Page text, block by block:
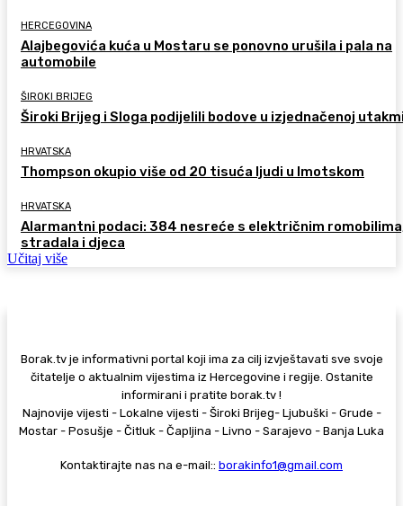
HERCEGOVINA
Alajbegovića kuća u Mostaru se ponovno urušila i pala na
automobile
ŠIROKI BRIJEG
Široki Brijeg i Sloga podijelili bodove u izjednačenoj
HRVATSKA
Thompson okupio više od 20 tisuća ljudi u Imotskom
HRVATSKA
Alarmantni podaci: 384 nesreće s električnim
stradala i djeca
Učitaj više
Borak.tv je informativni portal koji ima za cilj izvještavati sve svoje
čitatelje o aktualnim vijestima iz Hercegovine i regije. Ostanite
informirani i pratite borak.tv !
Najnovije vijesti - Lokalne vijesti - Široki Brijeg- Ljubuški - Grude -
Mostar - Posušje - Čitluk - Čapljina - Livno - Sarajevo - Banja Luka
Kontaktirajte nas na e-mail:: borakinfo1@gmail.com